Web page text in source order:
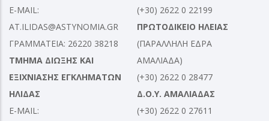
E-MAIL:
AT.ILIDAS@ASTYNOMIA.GR
ΓΡΑΜΜΑΤΕΙΑ: 26220 38218
ΤΜΗΜΑ ΔΙΩΞΗΣ ΚΑΙ
ΕΞΙΧΝΙΑΣΗΣ ΕΓΚΛΗΜΑΤΩΝ
ΗΛΙΔΑΣ
E-MAIL:
(+30) 2622 0 22199
ΠΡΩΤΟΔΙΚΕΙΟ ΗΛΕΙΑΣ
(ΠΑΡΑΛΛΗΛΗ ΕΔΡΑ
ΑΜΑΛΙΑΔΑ)
(+30) 2622 0 28477
Δ.Ο.Υ. ΑΜΑΛΙΑΔΑΣ
(+30) 2622 0 27611